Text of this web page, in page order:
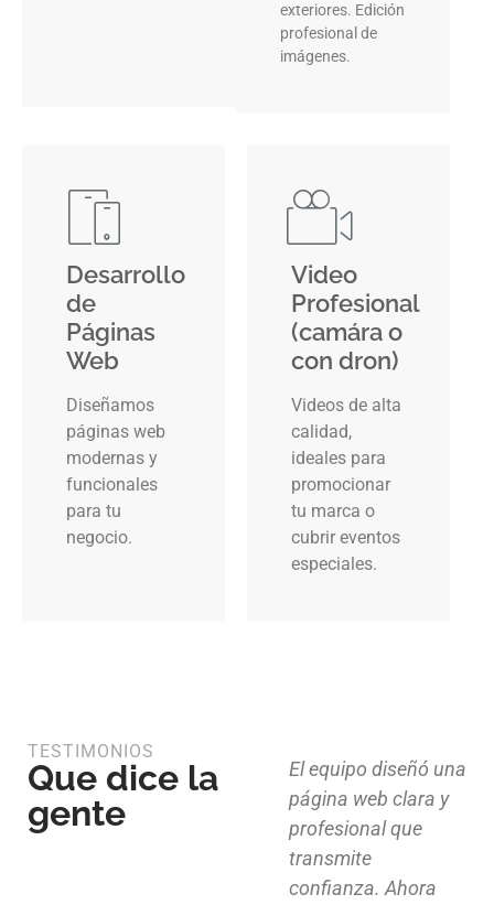
exteriores. Edición
profesional de
imágenes.
Desarrollo
de
Páginas
Web
Diseñamos
páginas web
modernas y
funcionales
para tu
negocio.
Video
Profesional
(camára o
con dron)
Videos de alta
calidad,
ideales para
promocionar
tu marca o
cubrir eventos
especiales.
TESTIMONIOS
Que dice la
gente
Diseño limpio,
estructura funcional
y atención al detalle.
El equipo diseñó una
página web clara y
profesional que
transmite
confianza. Ahora